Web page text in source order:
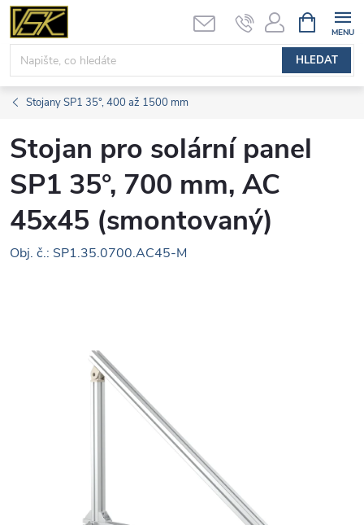
Přejít
obsah
HLEDAT
NÁKUPNÍ
KOŠÍK
Stojany SP1 35°, 400 až 1500 mm
Stojan pro solární panel
SP1 35°, 700 mm, AC
45x45 (smontovaný)
Obj. č.: SP1.35.0700.AC45-M